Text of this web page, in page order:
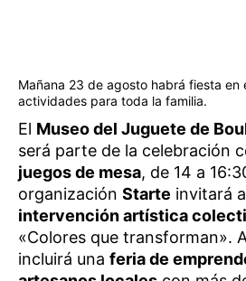
Mañana 23 de agosto habrá fiesta en
actividades para toda la familia.
El Museo del Juguete de
será parte de la celebración
juegos de mesa, de 14 a
organización Starte invitará
intervención artística
«Colores que transforman».
incluirá una feria de